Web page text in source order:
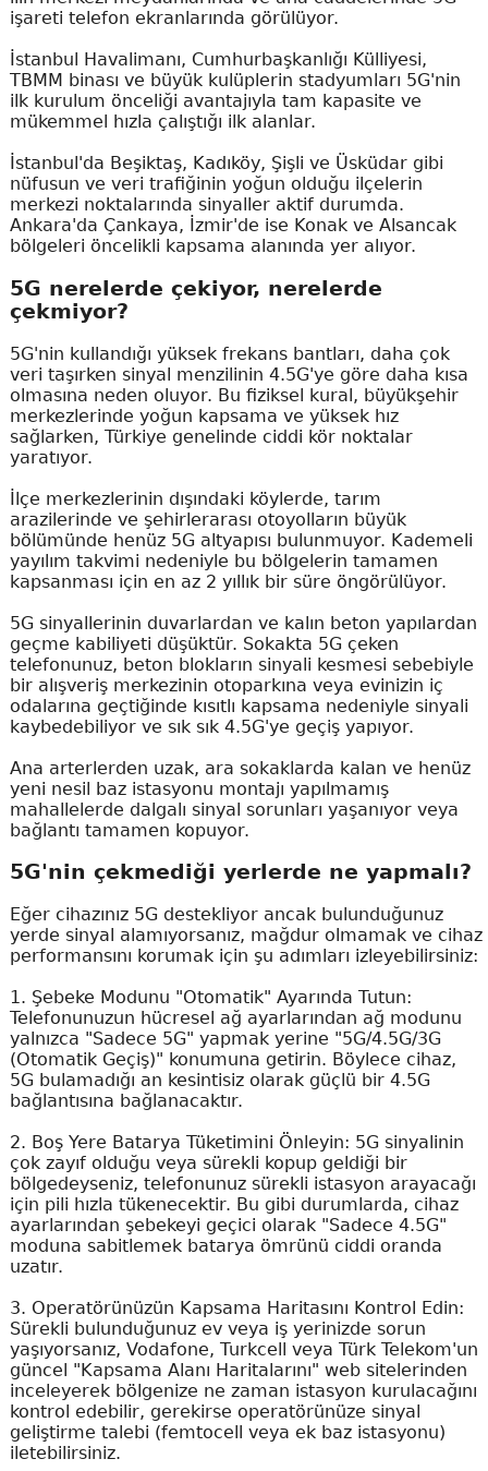
işareti telefon ekranlarında görülüyor.
İstanbul Havalimanı, Cumhurbaşkanlığı Külliyesi,
TBMM binası ve büyük kulüplerin stadyumları 5G'nin
ilk kurulum önceliği avantajıyla tam kapasite ve
mükemmel hızla çalıştığı ilk alanlar.
İstanbul'da Beşiktaş, Kadıköy, Şişli ve Üsküdar gibi
nüfusun ve veri trafiğinin yoğun olduğu ilçelerin
merkezi noktalarında sinyaller aktif durumda.
Ankara'da Çankaya, İzmir'de ise Konak ve Alsancak
bölgeleri öncelikli kapsama alanında yer alıyor.
5G nerelerde çekiyor, nerelerde
çekmiyor?
5G'nin kullandığı yüksek frekans bantları, daha çok
veri taşırken sinyal menzilinin 4.5G'ye göre daha kısa
olmasına neden oluyor. Bu fiziksel kural, büyükşehir
merkezlerinde yoğun kapsama ve yüksek hız
sağlarken, Türkiye genelinde ciddi kör noktalar
yaratıyor.
İlçe merkezlerinin dışındaki köylerde, tarım
arazilerinde ve şehirlerarası otoyolların büyük
bölümünde henüz 5G altyapısı bulunmuyor. Kademeli
yayılım takvimi nedeniyle bu bölgelerin tamamen
kapsanması için en az 2 yıllık bir süre öngörülüyor.
5G sinyallerinin duvarlardan ve kalın beton yapılardan
geçme kabiliyeti düşüktür. Sokakta 5G çeken
telefonunuz, beton blokların sinyali kesmesi sebebiyle
bir alışveriş merkezinin otoparkına veya evinizin iç
odalarına geçtiğinde kısıtlı kapsama nedeniyle sinyali
kaybedebiliyor ve sık sık 4.5G'ye geçiş yapıyor.
Ana arterlerden uzak, ara sokaklarda kalan ve henüz
yeni nesil baz istasyonu montajı yapılmamış
mahallelerde dalgalı sinyal sorunları yaşanıyor veya
bağlantı tamamen kopuyor.
5G'nin çekmediği yerlerde ne yapmalı?
Eğer cihazınız 5G destekliyor ancak bulunduğunuz
yerde sinyal alamıyorsanız, mağdur olmamak ve cihaz
performansını korumak için şu adımları izleyebilirsiniz:
1. Şebeke Modunu "Otomatik" Ayarında Tutun:
Telefonunuzun hücresel ağ ayarlarından ağ modunu
yalnızca "Sadece 5G" yapmak yerine "5G/4.5G/3G
(Otomatik Geçiş)" konumuna getirin. Böylece cihaz,
5G bulamadığı an kesintisiz olarak güçlü bir 4.5G
bağlantısına bağlanacaktır.
2. Boş Yere Batarya Tüketimini Önleyin: 5G sinyalinin
çok zayıf olduğu veya sürekli kopup geldiği bir
bölgedeyseniz, telefonunuz sürekli istasyon arayacağı
için pili hızla tükenecektir. Bu gibi durumlarda, cihaz
ayarlarından şebekeyi geçici olarak "Sadece 4.5G"
moduna sabitlemek batarya ömrünü ciddi oranda
uzatır.
3. Operatörünüzün Kapsama Haritasını Kontrol Edin:
Sürekli bulunduğunuz ev veya iş yerinizde sorun
yaşıyorsanız, Vodafone, Turkcell veya Türk Telekom'un
güncel "Kapsama Alanı Haritalarını" web sitelerinden
inceleyerek bölgenize ne zaman istasyon kurulacağını
kontrol edebilir, gerekirse operatörünüze sinyal
geliştirme talebi (femtocell veya ek baz istasyonu)
iletebilirsiniz.